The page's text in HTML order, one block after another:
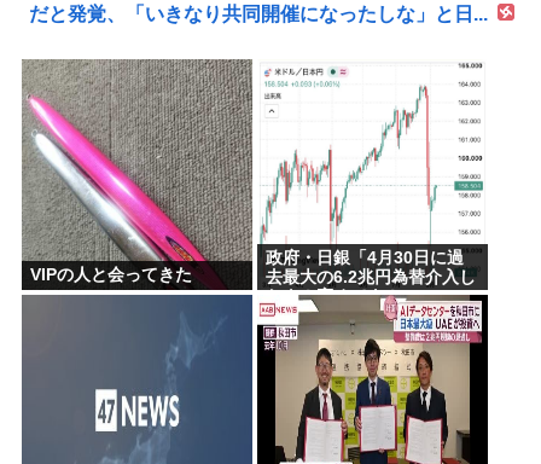
だと発覚、「いきなり共同開催になったしな」と日...
VIPの人と会ってきた
政府・日銀「4月30日に過
去最大の6.2兆円為替介入し
たよ！褒めてよ！」